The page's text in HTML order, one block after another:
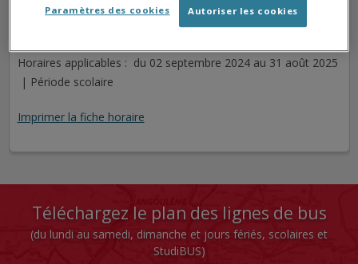
Cet arrêt n'est pas desservi pour le jour sélectionné.
Horaires applicables : du 02 septembre 2024 au 31 août 2025
| Période scolaire
Imprimer la fiche horaire
Téléchargez le plan des lignes de bus
(du lundi au samedi, dimanche et jours fériés, scolaires et
StudiBUS)
Autoriser les cookies
Paramètres des cookies